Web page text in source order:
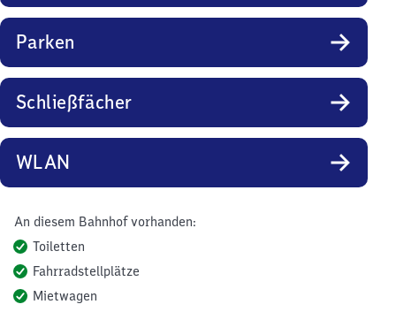
Parken
Schließfächer
WLAN
An diesem Bahnhof vorhanden:
Toiletten
Fahrradstellplätze
Mietwagen